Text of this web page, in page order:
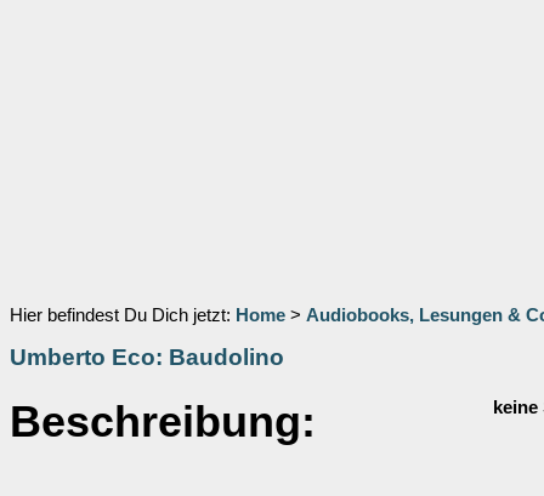
Hier befindest Du Dich jetzt: Home > Audiobooks, Lesungen &
Umberto Eco: Baudolino
Beschreibung: